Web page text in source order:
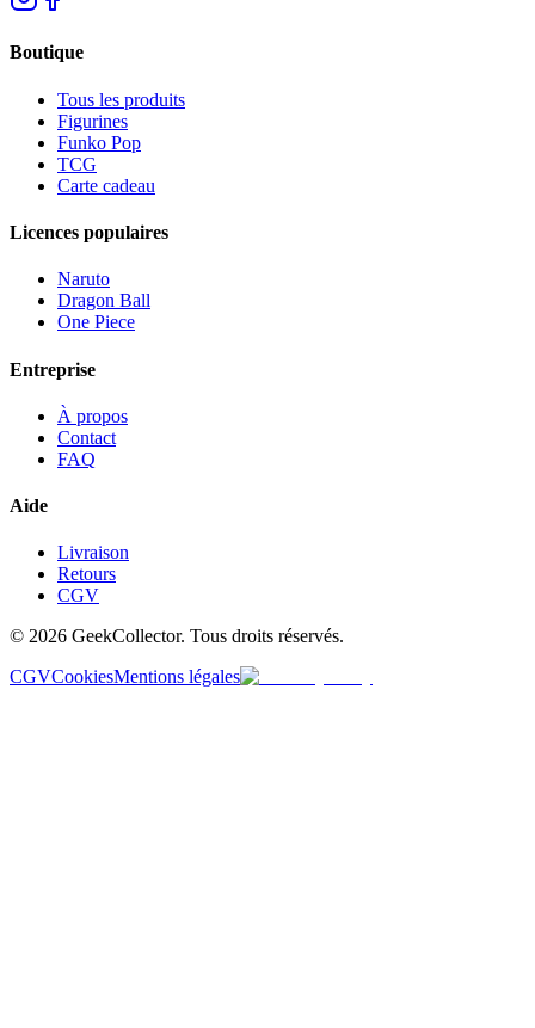
Boutique
Tous les produits
Figurines
Funko Pop
TCG
Carte cadeau
Licences populaires
Naruto
Dragon Ball
One Piece
Entreprise
À propos
Contact
FAQ
Aide
Livraison
Retours
CGV
© 2026 GeekCollector. Tous droits réservés.
CGVCookiesMentions légales